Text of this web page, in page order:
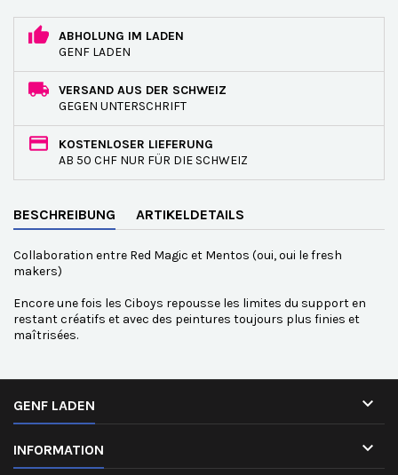
ABHOLUNG IM LADEN
GENF LADEN
VERSAND AUS DER SCHWEIZ
GEGEN UNTERSCHRIFT
KOSTENLOSER LIEFERUNG
AB 50 CHF NUR FÜR DIE SCHWEIZ
BESCHREIBUNG ARTIKELDETAILS
Collaboration entre Red Magic et Mentos (oui, oui le fresh
makers)
Encore une fois les Ciboys repousse les limites du support en
restant créatifs et avec des peintures toujours plus finies et
maîtrisées.
GENF LADEN 
INFORMATION 